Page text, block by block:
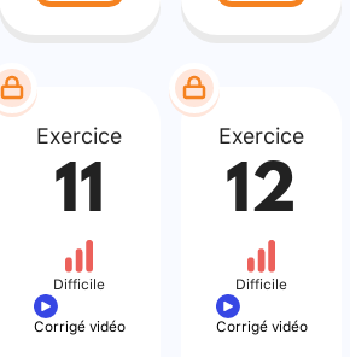
Exercice
11
Difficile
Corrigé vidéo
Exercice
12
Difficile
Corrigé vidéo